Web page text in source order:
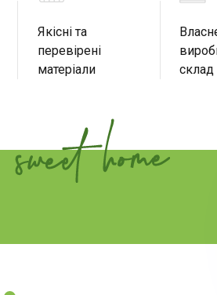
Якісні та
перевірені
матеріали
склад